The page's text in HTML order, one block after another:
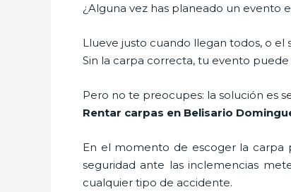
¿Alguna vez has planeado un evento
Llueve justo cuando llegan todos, o
Sin la carpa correcta, tu evento puede
Pero no te preocupes: la solución es
Rentar carpas en Belisario
En el momento de escoger la
seguridad ante las inclemencias
cualquier tipo de accidente.